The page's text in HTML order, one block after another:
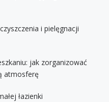
i pielęgnacji
jak zorganizować
atmosferę
łazienki